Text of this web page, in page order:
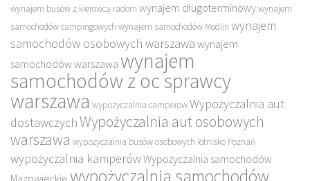
wynajem busów z kierowcą radom wynajem długoterminowywynajem
samochodów campingowych wynajem samochodów Modlin wynajem
samochodów osobowych warszawa wynajem
samochodów warszawa wynajem
samochodów z oc sprawcy
warszawa wypozyczalnia camperowWypożyczalnia aut
dostawczychWypożyczalnia aut osobowych
warszawa wypożyczalnia busów osobowych lotnisko Poznań
wypożyczalnia kamperówWypożyczalnia samochodów
wypożyczalnia samochodów